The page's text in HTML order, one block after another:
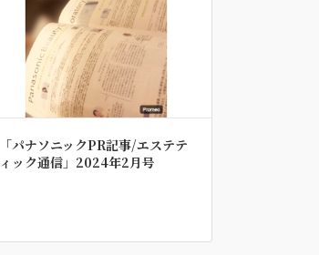
「パナソニックPR記事/エステテ
ィック通信」2024年2月号